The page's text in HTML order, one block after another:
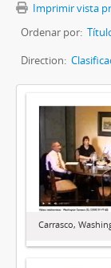
Imprimir vista
Ordenar por:
Direction:
Carrasco,